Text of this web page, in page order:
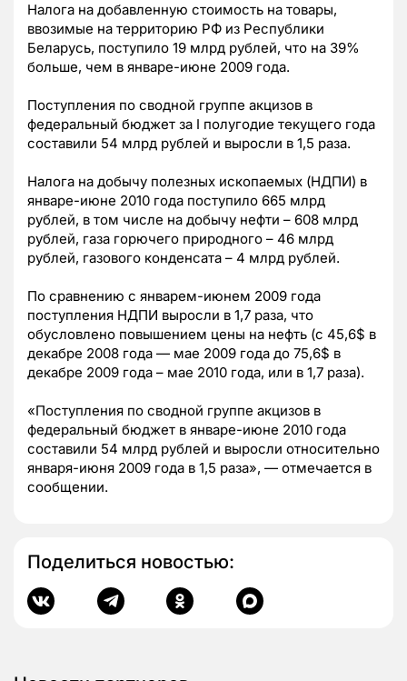
Налога на добавленную стоимость на товары,
ввозимые на территорию РФ из Республики
Беларусь, поступило 19 млрд рублей, что на 39%
больше, чем в январе-июне 2009 года.
Поступления по сводной группе акцизов в
федеральный бюджет за I полугодие текущего года
составили 54 млрд рублей и выросли в 1,5 раза.
Налога на добычу полезных ископаемых (НДПИ) в
январе-июне 2010 года поступило 665 млрд
рублей, в том числе на добычу нефти – 608 млрд
рублей, газа горючего природного – 46 млрд
рублей, газового конденсата – 4 млрд рублей.
По сравнению с январем-июнем 2009 года
поступления НДПИ выросли в 1,7 раза, что
обусловлено повышением цены на нефть (с 45,6$ в
декабре 2008 года — мае 2009 года до 75,6$ в
декабре 2009 года – мае 2010 года, или в 1,7 раза).
«Поступления по сводной группе акцизов в
федеральный бюджет в январе-июне 2010 года
составили 54 млрд рублей и выросли относительно
января-июня 2009 года в 1,5 раза», — отмечается в
сообщении.
Поделиться новостью: